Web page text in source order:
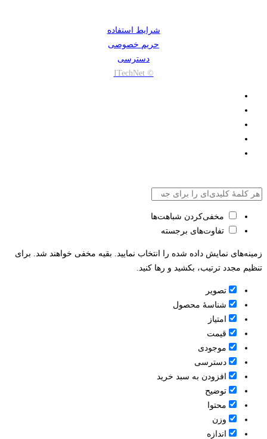
شرایط استفاده
حریم خصوصی
دسترسی
© ITechNet
مخفی‌کردن شباهت‌ها
تفاوت‌های برجسته
زمینه‌های نمایش داده شده را انتخاب نمایید. بقیه مخفی خواهند شد. برای
تنظیم مجدد ترتیب، بکشید و رها کنید.
تصویر
شناسۀ محصول
امتیاز
قيمت
موجودی
دسترسی
افزودن به سبد خرید
توضیح
محتوا
وزن
اندازه